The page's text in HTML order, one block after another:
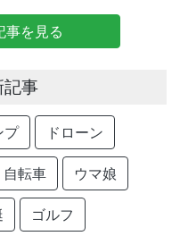
事を見る
記事
プ ドローン
自転車 ウマ娘
ゴルフ